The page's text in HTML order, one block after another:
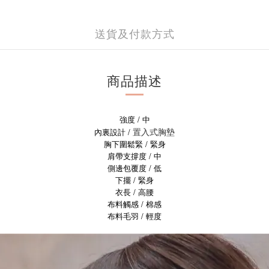
送貨及付款方式
商品描述
強度 / 中
內裏設計 / 置入式胸墊
胸下圍鬆緊 / 緊身
肩帶支撐度 / 中
側邊包覆度 / 低
下擺 / 緊身
衣長 / 高腰
布料觸感 / 棉感
布料毛羽 / 輕度